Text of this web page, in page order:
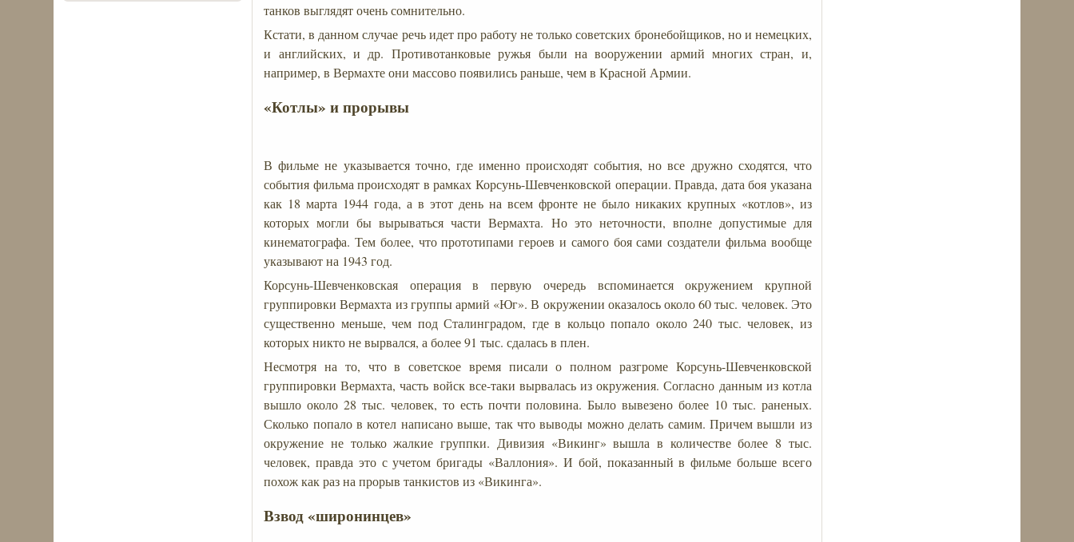
танков выглядят очень сомнительно.
Кстати, в данном случае речь идет про работу не только советских бронебойщиков, но и немецких,
и английских, и др. Противотанковые ружья были на вооружении армий многих стран, и,
например, в Вермахте они массово появились раньше, чем в Красной Армии.
«Котлы» и прорывы
В фильме не указывается точно, где именно происходят события, но все дружно сходятся, что
события фильма происходят в рамках Корсунь-Шевченковской операции. Правда, дата боя указана
как 18 марта 1944 года, а в этот день на всем фронте не было никаких крупных «котлов», из
которых могли бы вырываться части Вермахта. Но это неточности, вполне допустимые для
кинематографа. Тем более, что прототипами героев и самого боя сами создатели фильма вообще
указывают на 1943 год.
Корсунь-Шевченковская операция в первую очередь вспоминается окружением крупной
группировки Вермахта из группы армий «Юг». В окружении оказалось около 60 тыс. человек. Это
существенно меньше, чем под Сталинградом, где в кольцо попало около 240 тыс. человек, из
которых никто не вырвался, а более 91 тыс. сдалась в плен.
Несмотря на то, что в советское время писали о полном разгроме Корсунь-Шевченковской
группировки Вермахта, часть войск все-таки вырвалась из окружения. Согласно данным из котла
вышло около 28 тыс. человек, то есть почти половина. Было вывезено более 10 тыс. раненых.
Сколько попало в котел написано выше, так что выводы можно делать самим. Причем вышли из
окружение не только жалкие группки. Дивизия «Викинг» вышла в количестве более 8 тыс.
человек, правда это с учетом бригады «Валлония». И бой, показанный в фильме больше всего
похож как раз на прорыв танкистов из «Викинга».
Взвод «широнинцев»